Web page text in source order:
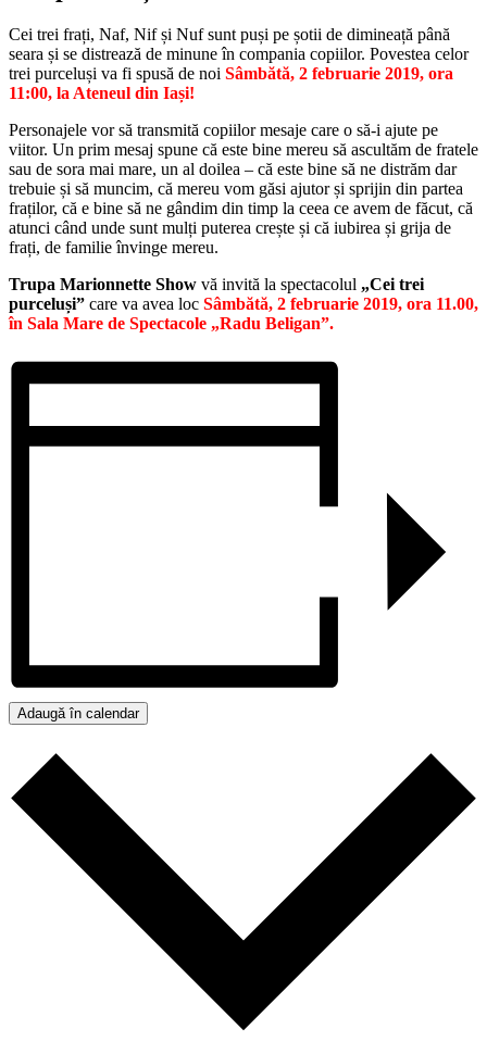
Cei trei frați, Naf, Nif și Nuf sunt puși pe șotii de dimineață până
seara și se distrează de minune în compania copiilor. Povestea celor
trei purceluși va fi spusă de noi Sâmbătă, 2 februarie 2019, ora
11:00, la Ateneul din Iași!
Personajele vor să transmită copiilor mesaje care o să-i ajute pe
viitor. Un prim mesaj spune că este bine mereu să ascultăm de fratele
sau de sora mai mare, un al doilea – că este bine să ne distrăm dar
trebuie și să muncim, că mereu vom găsi ajutor și sprijin din partea
fraților, că e bine să ne gândim din timp la ceea ce avem de făcut, că
atunci când unde sunt mulți puterea crește și că iubirea și grija de
frați, de familie învinge mereu.
Trupa Marionnette Show vă invită la spectacolul „Cei trei
purceluși” care va avea loc Sâmbătă, 2 februarie 2019, ora 11.00,
în Sala Mare de Spectacole „Radu Beligan”.
Adaugă în calendar